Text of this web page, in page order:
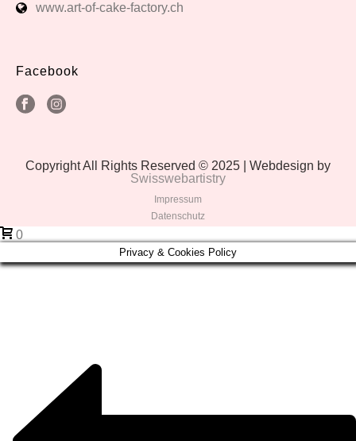
www.art-of-cake-factory.ch
Facebook
Copyright All Rights Reserved © 2025 | Webdesign by
Swisswebartistry
Impressum
Datenschutz
0
Privacy & Cookies Policy